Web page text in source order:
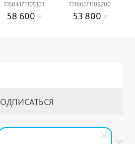
T1504171105101
58 600
T1166171109200
53 800